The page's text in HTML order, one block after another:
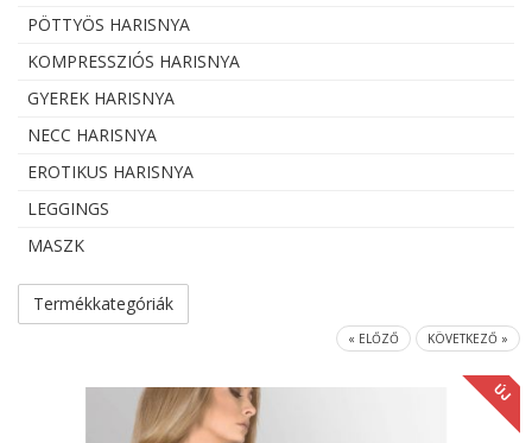
PÖTTYÖS HARISNYA
KOMPRESSZIÓS HARISNYA
GYEREK HARISNYA
NECC HARISNYA
EROTIKUS HARISNYA
LEGGINGS
MASZK
Termékkategóriák
« ELŐZŐ KÖVETKEZŐ »
ÚJ